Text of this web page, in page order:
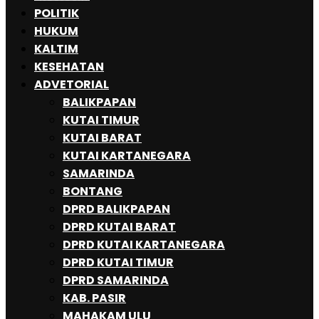
POLITIK
HUKUM
KALTIM
KESEHATAN
ADVETORIAL
BALIKPAPAN
KUTAI TIMUR
KUTAI BARAT
KUTAI KARTANEGARA
SAMARINDA
BONTANG
DPRD BALIKPAPAN
DPRD KUTAI BARAT
DPRD KUTAI KARTANEGARA
DPRD KUTAI TIMUR
DPRD SAMARINDA
KAB. PASIR